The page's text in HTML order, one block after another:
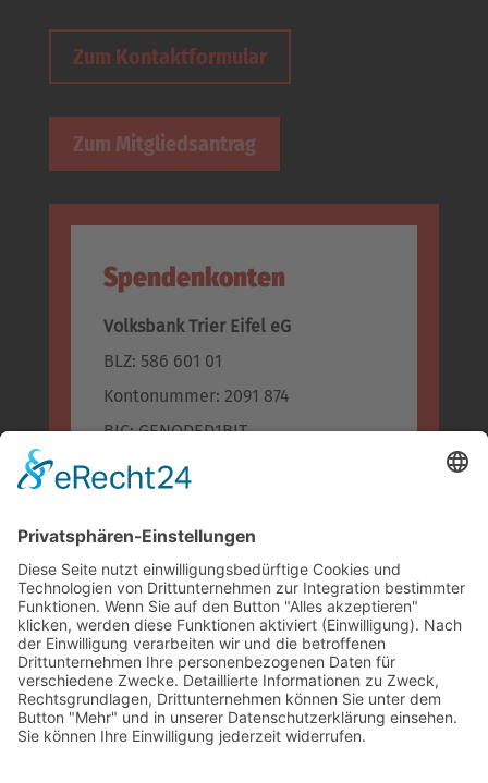
Zum Kontaktformular
Zum Mitgliedsantrag
Spendenkonten
Volksbank Trier Eifel eG
BLZ: 586 601 01
Kontonummer: 2091 874
BIC: GENODED1BIT
IBAN: DE96 5866 0101 0002 0918 74
BLZ: 586 500 30
Konto-Nr.: 955 955
BIC: MALADE51BIT
IBAN: DE74 5865 0030 0000 9559 55